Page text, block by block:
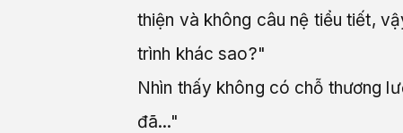
thiện và không câu nệ tiểu tiết,
trình khác sao?"
Nhìn thấy không có chỗ thương
đã..."